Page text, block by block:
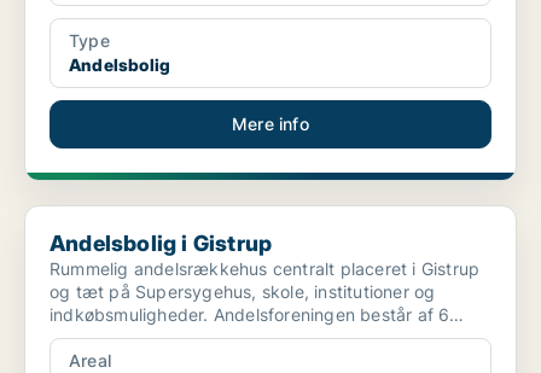
Type
Andelsbolig
Mere info
Andelsbolig i Gistrup
Andelsbolig i Gistrup
Rummelig andelsrækkehus centralt placeret i Gistrup
og tæt på Supersygehus, skole, institutioner og
indkøbsmuligheder. Andelsforeningen består af 6
andele o...
Areal